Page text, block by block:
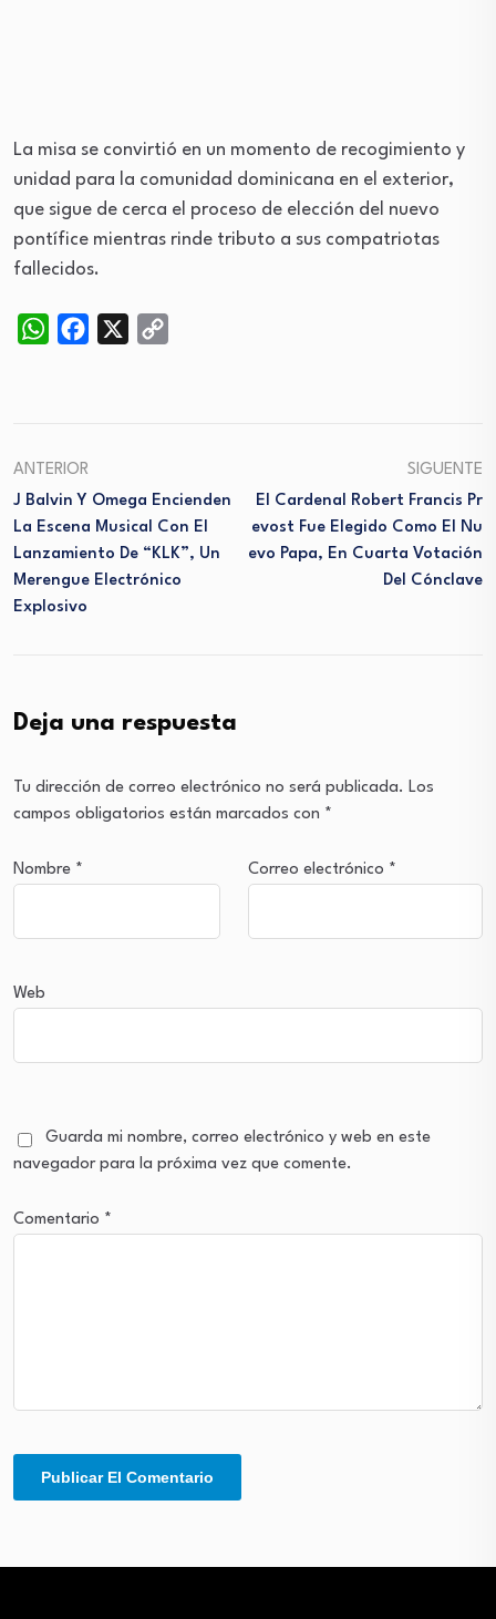
La misa se convirtió en un momento de recogimiento y
unidad para la comunidad dominicana en el exterior,
que sigue de cerca el proceso de elección del nuevo
pontífice mientras rinde tributo a sus compatriotas
fallecidos.
WhatsAppFacebook
ANTERIOR
J Balvin Y Omega Encienden
La Escena Musical Con El
Lanzamiento De “KLK”, Un
Merengue Electrónico
Explosivo
SIGUENTE
El Cardenal Robert Francis Pr
Evost Fue Elegido Como El Nu
Evo Papa, En Cuarta Votación
Del Cónclave
Deja una respuesta
Tu dirección de correo electrónico no será publicada. Los
campos obligatorios están marcados con *
Nombre * Correo electrónico *
Web
Guarda mi nombre, correo electrónico y web en este
navegador para la próxima vez que comente.
Comentario *